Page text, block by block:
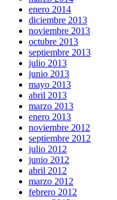
enero 2014
diciembre 2013
noviembre 2013
octubre 2013
septiembre 2013
julio 2013
junio 2013
mayo 2013
abril 2013
marzo 2013
enero 2013
noviembre 2012
septiembre 2012
julio 2012
junio 2012
abril 2012
marzo 2012
febrero 2012